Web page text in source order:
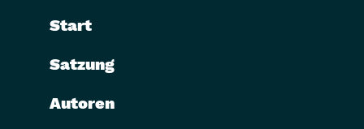
Start
Satzung
Autoren